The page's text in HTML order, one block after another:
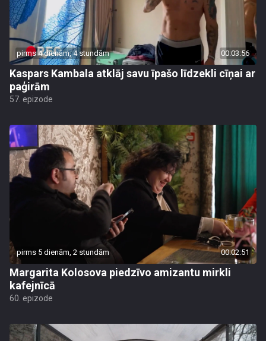
pirms 4 dienām, 4 stundām 00:03:56
Kaspars Kambala atklāj savu īpašo līdzekli cīņai ar
paģirām
57. epizode
pirms 5 dienām, 2 stundām 00:02:51
Margarita Kolosova piedzīvo amizantu mirkli
kafejnīcā
60. epizode